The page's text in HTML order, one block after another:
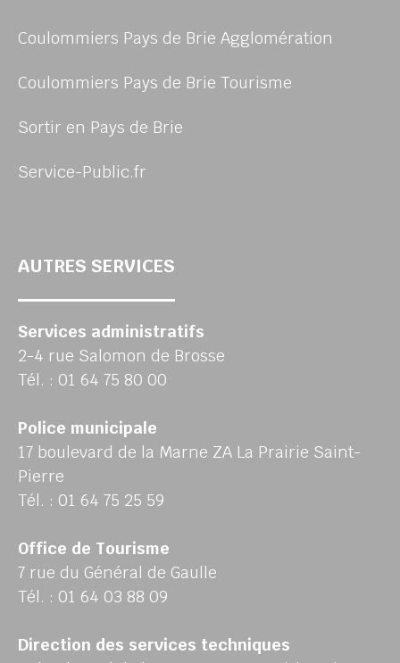
Coulommiers Pays de Brie Agglomération
Coulommiers Pays de Brie Tourisme
Sortir en Pays de Brie
Service-Public.fr
AUTRES SERVICES
Services administratifs
2-4 rue Salomon de Brosse
Tél. : 01 64 75 80 00
Police municipale
17 boulevard de la Marne ZA La Prairie Saint-
Pierre
Tél. : 01 64 75 25 59
Office de Tourisme
7 rue du Général de Gaulle
Tél. : 01 64 03 88 09
Direction des services techniques